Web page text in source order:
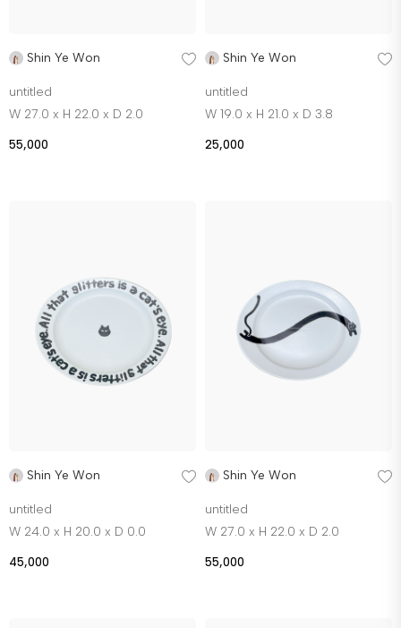
Shin Ye Won
untitled
W 27.0 x H 22.0 x D 2.0
55,000
Shin Ye Won
untitled
W 19.0 x H 21.0 x D 3.8
25,000
Shin Ye Won
untitled
W 24.0 x H 20.0 x D 0.0
45,000
Shin Ye Won
untitled
W 27.0 x H 22.0 x D 2.0
55,000